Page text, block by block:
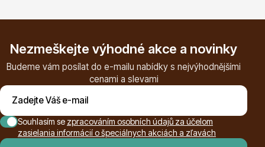
Substráty, hnojiva, kůra
Nezmeškejte výhodné akce a novinky
Budeme vám posílat do e-mailu nabídky s nejvýhodnějšími
cenami a slevami
Souhlasím se zpracováním osobních údajů za účelom
zasielania informácií o špeciálnych akciách a zľavách